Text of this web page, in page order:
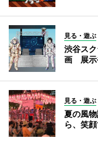
見る・遊ぶ
渋谷ス
画 展示
見る・遊ぶ
夏の風
ら、笑